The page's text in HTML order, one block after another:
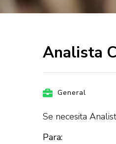
Analista
General
Se necesita
Para: